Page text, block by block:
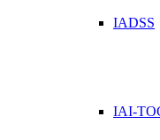
IADSS
IAI-